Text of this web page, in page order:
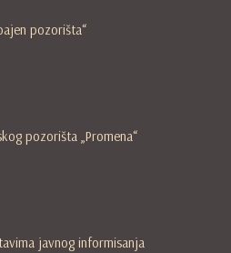
pozorišta“
pozorišta „Promena“
javnog informisanja